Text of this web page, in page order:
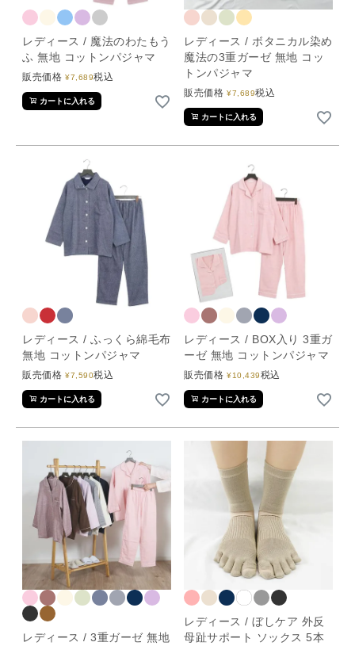
レディース / 魔法のわたもう
ふ 無地 コットンパジャマ
販売価格 ¥7,689税込
カートに入れる
レディース / ボタニカル染め
魔法の3重ガーゼ 無地 コッ
トンパジャマ
販売価格 ¥7,689税込
カートに入れる
レディース / ふっくら綿毛布
無地 コットンパジャマ
販売価格 ¥7,590税込
カートに入れる
レディース / BOX入り 3重ガ
ーゼ 無地 コットンパジャマ
販売価格 ¥10,439税込
カートに入れる
レディース / 3重ガーゼ 無地
レディース / ぼしケア 外反
母趾サポート ソックス 5本